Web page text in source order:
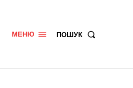
МЕНЮ ПОШУК